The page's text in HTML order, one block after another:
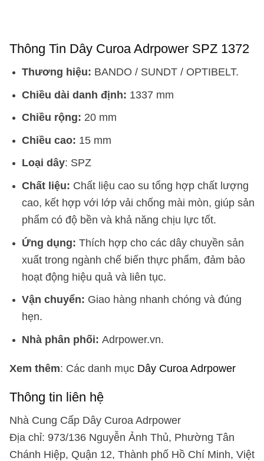
Thông Tin Dây Curoa Adrpower SPZ 1372
Thương hiệu: BANDO / SUNDT / OPTIBELT.
Chiều dài danh định: 1337 mm
Chiều rộng: 20 mm
Chiều cao: 15 mm
Loại dây: SPZ
Chất liệu: Chất liệu cao su tổng hợp chất lượng
cao, kết hợp với lớp vải chống mài mòn, giúp sản
phẩm có độ bền và khả năng chịu lực tốt.
Ứng dụng: Thích hợp cho các dây chuyền sản
xuất trong ngành chế biến thực phẩm, đảm bảo
hoạt động hiệu quả và liên tục.
Vận chuyển: Giao hàng nhanh chóng và đúng
hẹn.
Nhà phân phối: Adrpower.vn.
Xem thêm: Các danh mục Dây Curoa Adrpower
Thông tin liên hệ
Nhà Cung Cấp Dây Curoa Adrpower
Địa chỉ: 973/136 Nguyễn Ảnh Thủ, Phường Tân
Chánh Hiệp, Quận 12, Thành phố Hồ Chí Minh, Việt